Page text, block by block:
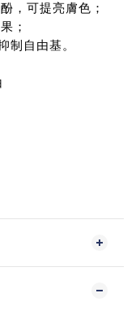
，可提亮膚色；
；
制自由基。